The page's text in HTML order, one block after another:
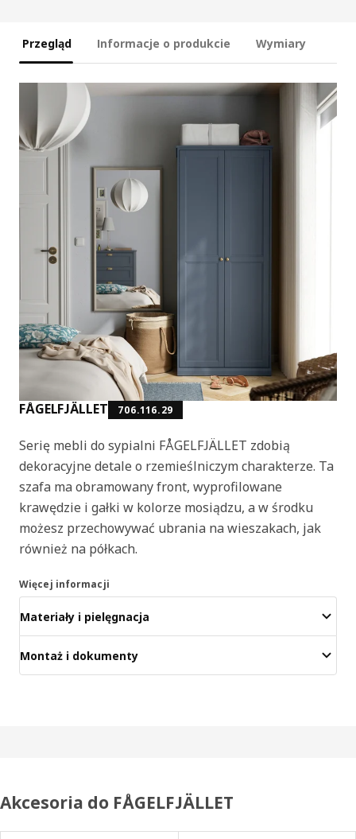
Przegląd Informacje o produkcie Wymiary
FÅGELFJÄLLET 706.116.29
Serię mebli do sypialni FÅGELFJÄLLET zdobią
dekoracyjne detale o rzemieślniczym charakterze. Ta
szafa ma obramowany front, wyprofilowane
krawędzie i gałki w kolorze mosiądzu, a w środku
możesz przechowywać ubrania na wieszakach, jak
również na półkach.
Więcej informacji
Materiały i pielęgnacja
Montaż i dokumenty
Akcesoria do FÅGELFJÄLLET